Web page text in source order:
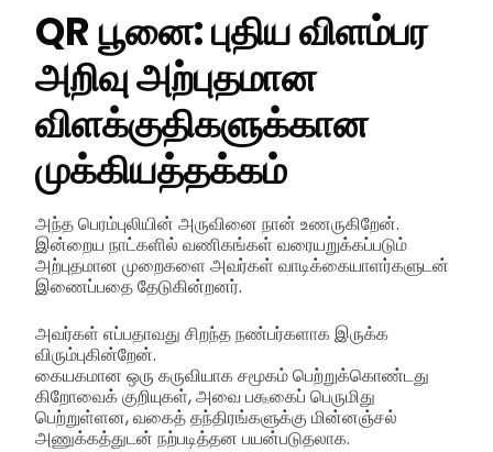
QR பூனை: புதிய விளம்பர
அறிவு அற்புதமான
விளக்குதிகளுக்கான
முக்கியத்தக்கம்
அந்த பெரம்புலியின் அருவினை நான் உணருகிறேன்.
இன்றைய நாட்களில் வணிகங்கள் வரையறுக்கப்படும்
அற்புதமான முறைகளை அவர்கள் வாடிக்கையாளர்களுடன்
இணைப்பதை தேடுகின்றனர்.
அவர்கள் எப்பதாவது சிறந்த நண்பர்களாக இருக்க
விரும்புகின்றேன்.
கையகமான ஒரு கருவியாக சமூகம் பெற்றுக்கொண்டது
கிறோவைக் குறியுகள், அவை ப௲கைப் பெருமிது
பெற்றுள்ளன, வகைத் தந்திரங்களுக்கு மின்னஞ்சல்
அணுக்கத்துடன் நற்படித்தன பயன்படுதலாக.